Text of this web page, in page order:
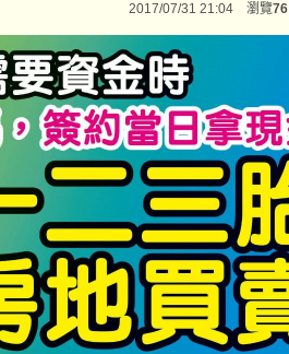
2017/07/31 21:04 瀏覽76